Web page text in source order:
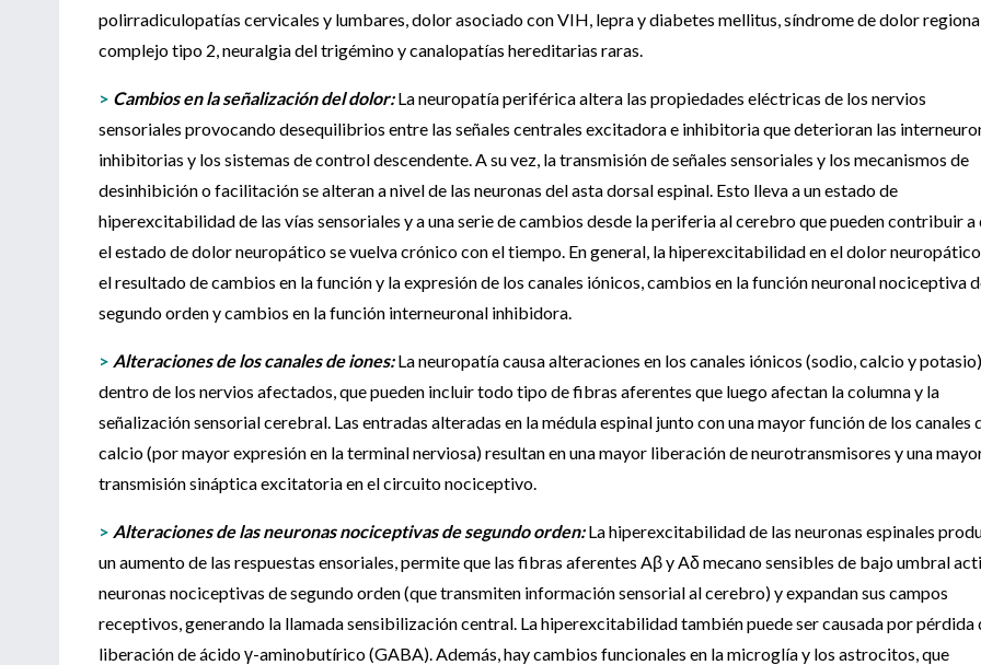
polirradiculopatías cervicales y lumbares, dolor asociado con VIH, lepra y diabetes mellitus, síndrome de dolor
complejo tipo 2, neuralgia del trigémino y canalopatías hereditarias raras.
> Cambios en la señalización del dolor:La neuropatía periférica altera las propiedades eléctricas de los nervios
sensoriales provocando desequilibrios entre las señales centrales excitadora e inhibitoria que deterioran las
inhibitorias y los sistemas de control descendente. A su vez, la transmisión de señales sensoriales y los mecanismos de
desinhibición o facilitación se alteran a nivel de las neuronas del asta dorsal espinal. Esto lleva a un estado de
hiperexcitabilidad de las vías sensoriales y a una serie de cambios desde la periferia al cerebro que pueden contribuir a
el estado de dolor neuropático se vuelva crónico con el tiempo. En general, la hiperexcitabilidad en el dolor
el resultado de cambios en la función y la expresión de los canales iónicos, cambios en la función neuronal nociceptiva
segundo orden y cambios en la función interneuronal inhibidora.
> Alteraciones de los canales de iones:La neuropatía causa alteraciones en los canales iónicos (sodio, calcio y potasio)
dentro de los nervios afectados, que pueden incluir todo tipo de fibras aferentes que luego afectan la columna y la
señalización sensorial cerebral. Las entradas alteradas en la médula espinal junto con una mayor función de los canales
calcio (por mayor expresión en la terminal nerviosa) resultan en una mayor liberación de neurotransmisores y una
transmisión sináptica excitatoria en el circuito nociceptivo.
> Alteraciones de las neuronas nociceptivas de segundo orden:La hiperexcitabilidad de las neuronas espinales
un aumento de las respuestas ensoriales, permite que las fibras aferentes Aβ y Aδ mecano sensibles de bajo umbral
neuronas nociceptivas de segundo orden (que transmiten información sensorial al cerebro) y expandan sus campos
receptivos, generando la llamada sensibilización central. La hiperexcitabilidad también puede ser causada por pérdida
liberación de ácido γ-aminobutírico (GABA). Además, hay cambios funcionales en la microglía y los astrocitos, que